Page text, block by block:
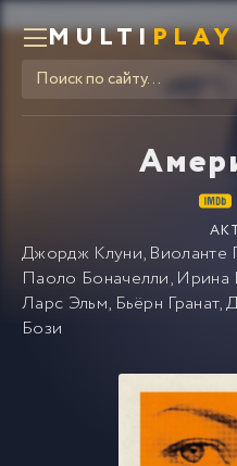
MULTIPLAY
Джордж Клуни, Виоланте
Паоло Боначелли, Ирина
Ларс Эльм, Бьёрн Гранат,
Бози